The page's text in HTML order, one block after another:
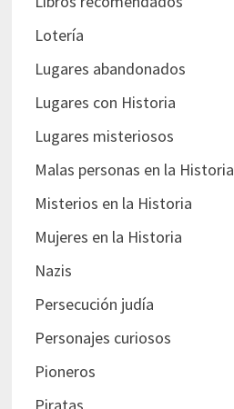
Lotería
Lugares abandonados
Lugares con Historia
Lugares misteriosos
Malas personas en la Historia
Misterios en la Historia
Mujeres en la Historia
Nazis
Persecución judía
Personajes curiosos
Pioneros